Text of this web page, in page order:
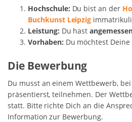
Hochschule: Du bist an der
Buchkunst Leipzig
Leistung: Du hast
Vorhaben: Du möchtest Deine
Die Bewerbung
Du musst an einem Wettbewerb,
präsentierst, teilnehmen. Der
statt. Bitte richte Dich an die
Information zur Bewerbung.